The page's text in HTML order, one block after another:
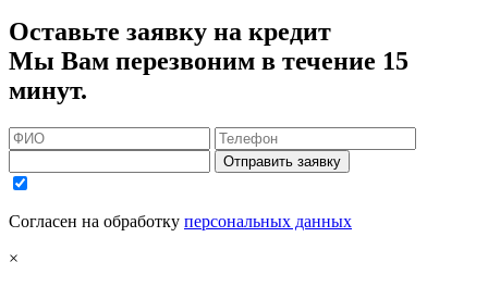
Оставьте заявку на кредит
Мы Вам перезвоним в течение 15
минут.
Отправить заявку
Согласен на обработку персональных данных
×